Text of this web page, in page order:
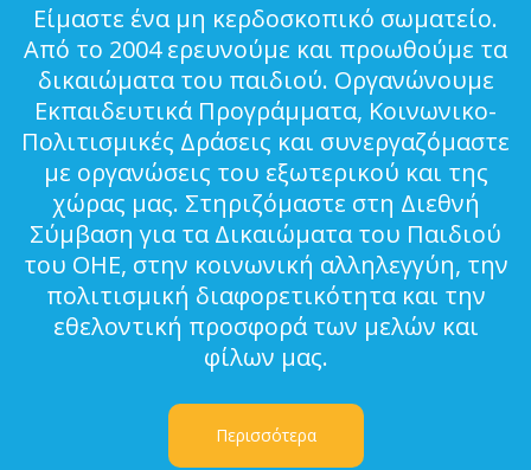
Είμαστε ένα μη κερδοσκοπικό σωματείο.
Από το 2004 ερευνούμε και προωθούμε τα
δικαιώματα του παιδιού. Οργανώνουμε
Εκπαιδευτικά Προγράμματα, Κοινωνικο-
Πολιτισμικές Δράσεις και συνεργαζόμαστε
με οργανώσεις του εξωτερικού και της
χώρας μας. Στηριζόμαστε στη Διεθνή
Σύμβαση για τα Δικαιώματα του Παιδιού
του ΟΗΕ, στην κοινωνική αλληλεγγύη, την
πολιτισμική διαφορετικότητα και την
εθελοντική προσφορά των μελών και
φίλων μας.
Περισσότερα